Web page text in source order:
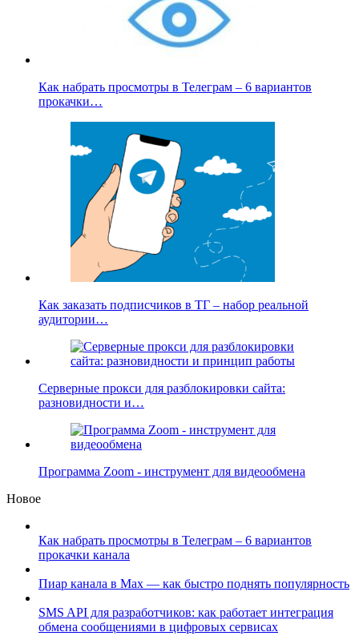
Как набрать просмотры в Телеграм – 6 вариантов
прокачки…
Как заказать подписчиков в ТГ – набор реальной
аудитории…
Серверные прокси для разблокировки сайта:
разновидности и…
Программа Zoom - инструмент для видеообмена
Новое
Как набрать просмотры в Телеграм – 6 вариантов
прокачки канала
Пиар канала в Max — как быстро поднять популярность
SMS API для разработчиков: как работает интеграция
обмена сообщениями в цифровых сервисах